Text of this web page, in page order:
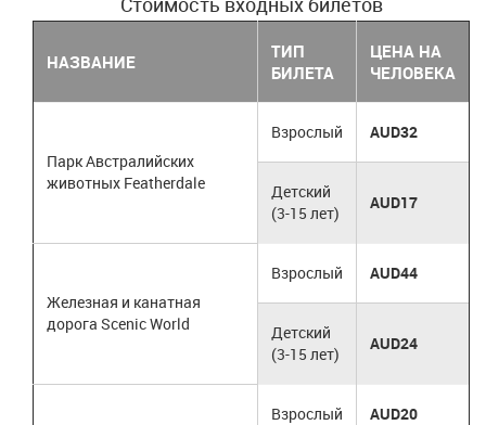
НАЗВАНИЕ
ТИП
БИЛЕТА
ЦЕНА НА
ЧЕЛОВЕКА
Парк Австралийских
животных Featherdale
Взрослый AUD32
Детский
(3-15 лет)
AUD17
Железная и канатная
дорога Scenic World
Взрослый AUD44
Детский
(3-15 лет)
AUD24
Взрослый AUD20